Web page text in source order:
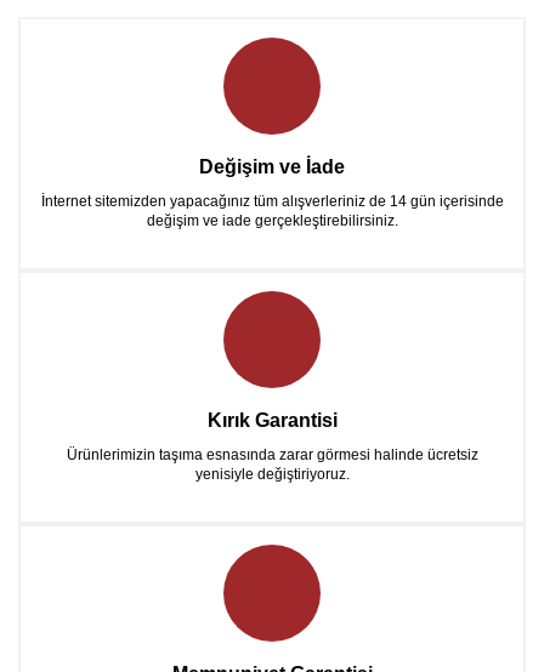
Değişim ve İade
İnternet sitemizden yapacağınız tüm alışverleriniz de 14 gün içerisinde
değişim ve iade gerçekleştirebilirsiniz.
Kırık Garantisi
Ürünlerimizin taşıma esnasında zarar görmesi halinde ücretsiz
yenisiyle değiştiriyoruz.